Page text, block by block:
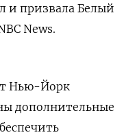
и призвала Белый
News.
Нью-Йорк
дополнительные